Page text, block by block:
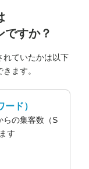
ですか？
れていたかは以下
ます。
ド）
らの集客数（S
す